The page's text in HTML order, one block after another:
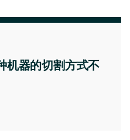
机器的切割方式不